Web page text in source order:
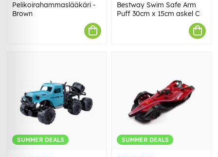
Pelikoirahammaslääkäri -
Brown
Bestway Swim Safe Arm
Puff 30cm x 15cm askel C
SUMMER DEALS SUMMER DEALS